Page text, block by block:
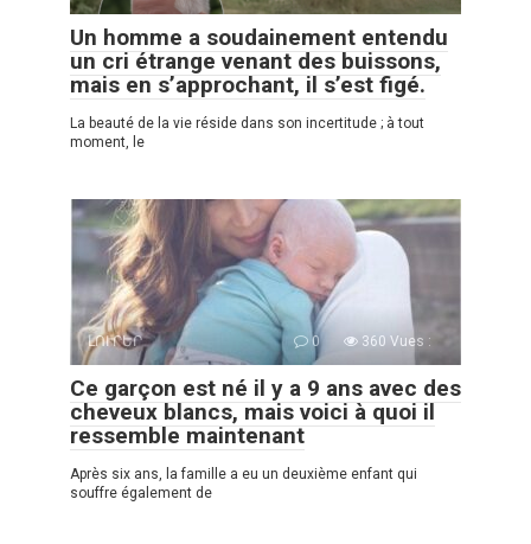
Un homme a soudainement entendu
un cri étrange venant des buissons,
mais en s’approchant, il s’est figé.
La beauté de la vie réside dans son incertitude ; à tout
moment, le
ԼՈՒՐԵՐ 0 360 Vues :
Ce garçon est né il y a 9 ans avec des
cheveux blancs, mais voici à quoi il
ressemble maintenant
Après six ans, la famille a eu un deuxième enfant qui
souffre également de